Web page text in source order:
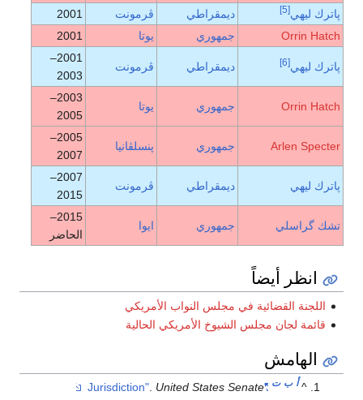
پاترك ليهي
ديمقراطي ڤرمونت
2001
Orrin Hatch
جمهوري يوتا 2001
پاترك ليهي ديمقراطي ڤرمونت
2001–
2003
Orrin Hatch جمهوري يوتا
2003–
2005
Arlen Specter جمهوري پنسلڤانيا
2005–
2007
پاترك ليهي ديمقراطي ڤرمونت
2007–
2015
تشك گراسلي جمهوري ايوا
2015–
الحاضر
انظر أيضاً
اللجنة القضائية في مجلس النواب الأمريكي
قائمة لجان مجلس الشيوخ الأمريكي الحالية
الهامش
^ ب ت "Jurisdiction"
.United States Senate